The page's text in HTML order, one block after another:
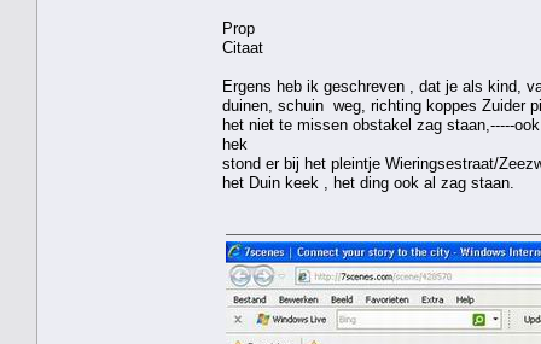
Prop
Citaat
Ergens heb ik geschreven , dat je als kind,
duinen, schuin weg, richting koppes Zuider
het niet te missen obstakel zag staan,-----
hek
stond er bij het pleintje Wieringsestraat/
het Duin keek , het ding ook al zag staan.